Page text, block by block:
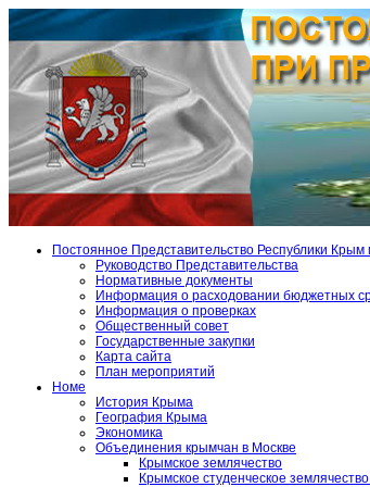
Постоянное Представительство Республики
Руководство Представительства
Нормативные документы
Информация о расходовании бюджетных
Информация о проверках
Общественный совет
Государственные закупки
Карта сайта
План мероприятий
Номе
История Крыма
География Крыма
Экономика
Объединения крымчан в Москве
Крымское землячество
Крымское студенческое